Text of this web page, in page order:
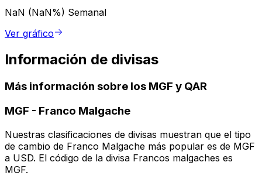
NaN (NaN%) Semanal
Ver gráfico
Información de divisas
Más información sobre los MGF y QAR
MGF - Franco Malgache
Nuestras clasificaciones de divisas muestran que el tipo
de cambio de Franco Malgache más popular es de MGF
a USD. El código de la divisa Francos malgaches es
MGF.